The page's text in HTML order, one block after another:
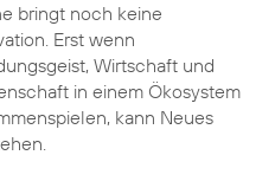
bringt noch keine
Erst wenn
Wirtschaft und
in einem Ökosystem
kann Neues